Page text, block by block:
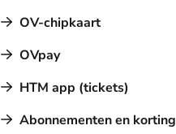
OV-chipkaart
OVpay
HTM app (tickets)
Abonnementen en korting